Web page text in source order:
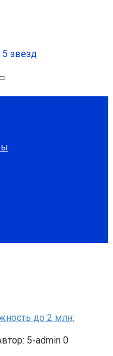
звезд
до 2 млн:
5-admin 0